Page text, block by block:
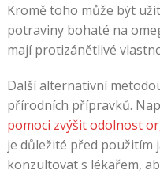
Kromě toho může být
potraviny bohaté na
mají protizánětlivé
Další alternativní
přírodních přípravků.
pomoci zvýšit odolnost
je důležité před použitím
konzultovat s lékařem,